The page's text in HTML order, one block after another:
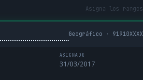
Asigna los rangos
Geográfico · 91910XXXX
ASIGNADO
31/03/2017